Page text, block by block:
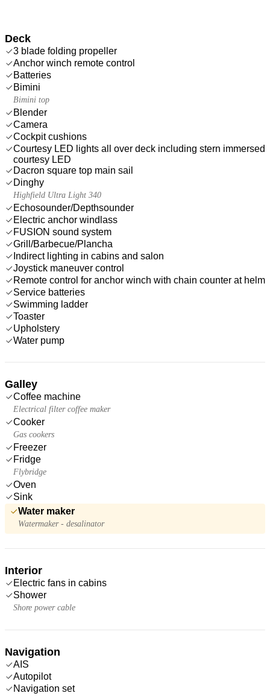
Deck
3 blade folding propeller
Anchor winch remote control
Batteries
Bimini
Bimini top
Blender
Camera
Cockpit cushions
Courtesy LED lights all over deck including stern immersed
courtesy LED
Dacron square top main sail
Dinghy
Highfield Ultra Light 340
Echosounder/Depthsounder
Electric anchor windlass
FUSION sound system
Grill/Barbecue/Plancha
Indirect lighting in cabins and salon
Joystick maneuver control
Remote control for anchor winch with chain counter at helm
Service batteries
Swimming ladder
Toaster
Upholstery
Water pump
Galley
Coffee machine
Electrical filter coffee maker
Cooker
Gas cookers
Freezer
Fridge
Flybridge
Oven
Sink
Water maker
Watermaker - desalinator
Interior
Electric fans in cabins
Shower
Shore power cable
Navigation
AIS
Autopilot
Navigation set